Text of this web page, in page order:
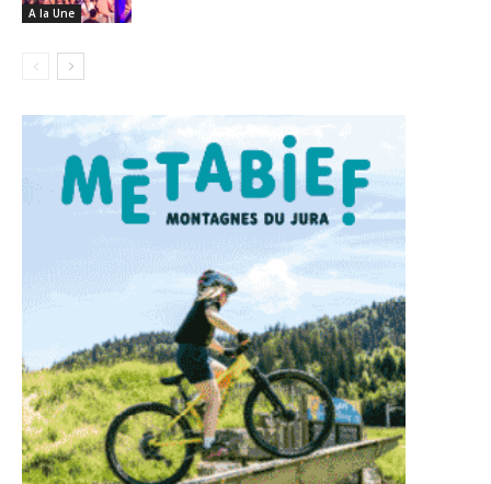
A la Une